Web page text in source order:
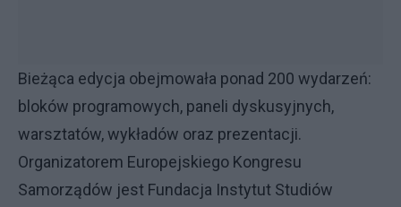
Bieżąca edycja obejmowała ponad 200 wydarzeń:
bloków programowych, paneli dyskusyjnych,
warsztatów, wykładów oraz prezentacji.
Organizatorem Europejskiego Kongresu
Samorządów jest Fundacja Instytut Studiów